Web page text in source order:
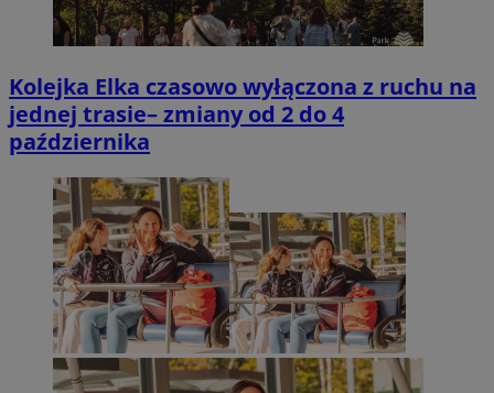
Kolejka Elka czasowo wyłączona z ruchu na
jednej trasie– zmiany od 2 do 4
października